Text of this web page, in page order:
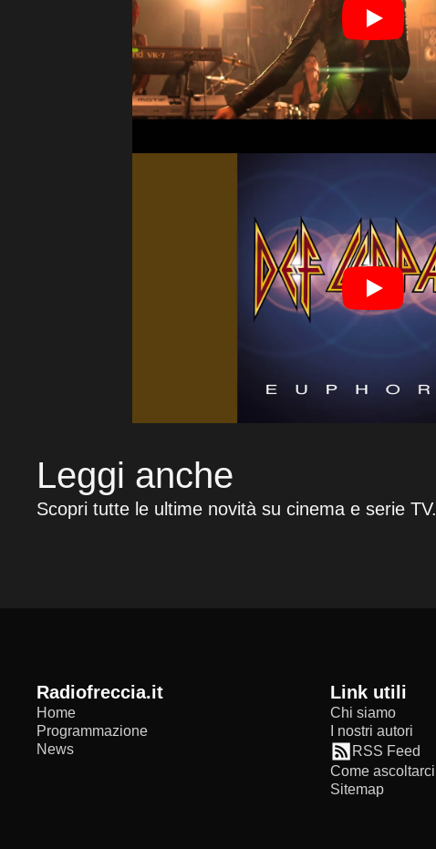
Leggi anche
Scopri tutte le ultime novità su cinema e serie TV.
radiofreccia.it
Home
Programmazione
News
Link utili
Chi siamo
I nostri autori
RSS Feed
Come ascoltarci
Sitemap